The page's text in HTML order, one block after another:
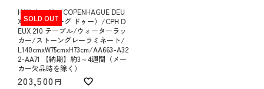
SOLD OUT
HAY（ヘイ）/COPENHAGUE DEU
X（コペンハーグ ドゥー）/CPH D
EUX 210 テーブル/ウォーターラッ
カー/ストーングレーラミネート/
L140cmxW75cmxH73cm/AA663-A32
2-AA71 【納期】約3～4週間（メー
カー欠品時を除く）
203,500